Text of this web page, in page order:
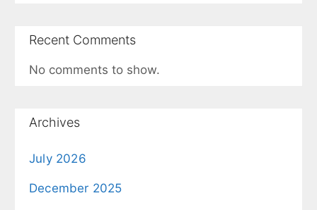
Recent Comments
No comments to show.
Archives
July 2026
December 2025